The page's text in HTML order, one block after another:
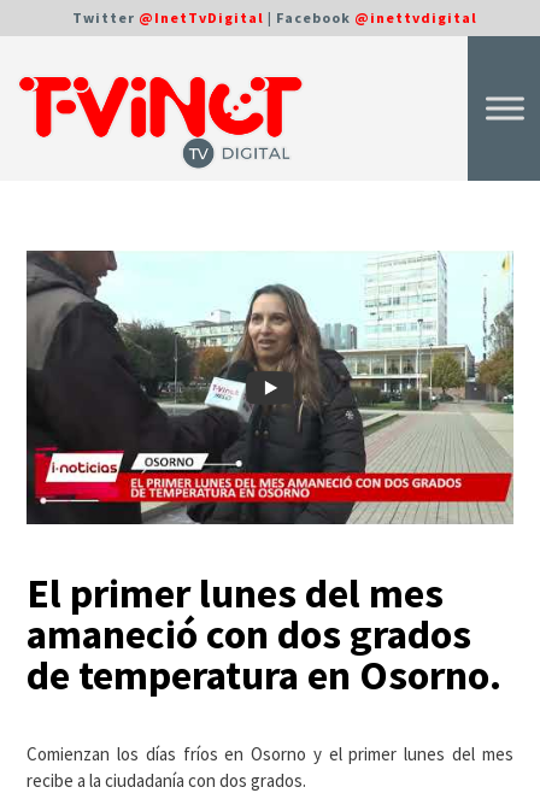
Twitter @InetTvDigital | Facebook @inettvdigital
El primer lunes del mes
amaneció con dos grados
de temperatura en Osorno.
Comienzan los días fríos en Osorno y el primer lunes del mes
recibe a la ciudadanía con dos grados.